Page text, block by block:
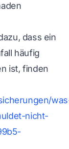
dass ein
häufig
ist, finden
nicht-